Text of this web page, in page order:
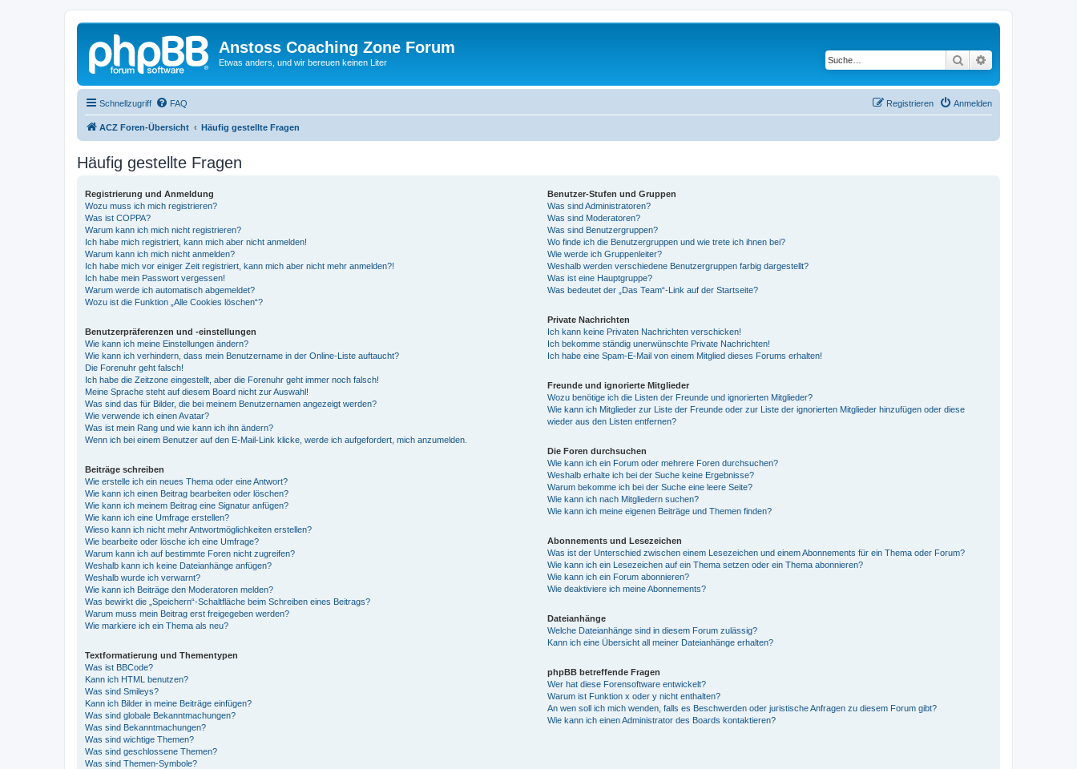
Anstoss Coaching Zone Forum
Etwas anders, und wir bereuen keinen Liter Suche
Schnellzugriff FAQ Anmelden
Registrieren
ACZ Foren-Übersicht Häufig gestellte Fragen
Häufig gestellte Fragen
Registrierung und Anmeldung
Wozu muss ich mich registrieren?
Was ist COPPA?
Warum kann ich mich nicht registrieren?
Ich habe mich registriert, kann mich aber nicht anmelden!
Warum kann ich mich nicht anmelden?
Ich habe mich vor einiger Zeit registriert, kann mich aber nicht mehr anmelden?!
Ich habe mein Passwort vergessen!
Warum werde ich automatisch abgemeldet?
Wozu ist die Funktion „Alle Cookies löschen“?
Benutzerpräferenzen und -einstellungen
Wie kann ich meine Einstellungen ändern?
Wie kann ich verhindern, dass mein Benutzername in der Online-Liste auftaucht?
Die Forenuhr geht falsch!
Ich habe die Zeitzone eingestellt, aber die Forenuhr geht immer noch falsch!
Meine Sprache steht auf diesem Board nicht zur Auswahl!
Was sind das für Bilder, die bei meinem Benutzernamen angezeigt werden?
Wie verwende ich einen Avatar?
Was ist mein Rang und wie kann ich ihn ändern?
Wenn ich bei einem Benutzer auf den E-Mail-Link klicke, werde ich aufgefordert, mich anzumelden.
Beiträge schreiben
Wie erstelle ich ein neues Thema oder eine Antwort?
Wie kann ich einen Beitrag bearbeiten oder löschen?
Wie kann ich meinem Beitrag eine Signatur anfügen?
Wie kann ich eine Umfrage erstellen?
Wieso kann ich nicht mehr Antwortmöglichkeiten erstellen?
Wie bearbeite oder lösche ich eine Umfrage?
Warum kann ich auf bestimmte Foren nicht zugreifen?
Weshalb kann ich keine Dateianhänge anfügen?
Weshalb wurde ich verwarnt?
Wie kann ich Beiträge den Moderatoren melden?
Was bewirkt die „Speichern“-Schaltfläche beim Schreiben eines Beitrags?
Warum muss mein Beitrag erst freigegeben werden?
Wie markiere ich ein Thema als neu?
Textformatierung und Thementypen
Was ist BBCode?
Kann ich HTML benutzen?
Was sind Smileys?
Kann ich Bilder in meine Beiträge einfügen?
Was sind globale Bekanntmachungen?
Was sind Bekanntmachungen?
Was sind wichtige Themen?
Was sind geschlossene Themen?
Was sind Themen-Symbole?
Benutzer-Stufen und Gruppen
Was sind Administratoren?
Was sind Moderatoren?
Was sind Benutzergruppen?
Wo finde ich die Benutzergruppen und wie trete ich ihnen bei?
Wie werde ich Gruppenleiter?
Weshalb werden verschiedene Benutzergruppen farbig dargestellt?
Was ist eine Hauptgruppe?
Was bedeutet der „Das Team“-Link auf der Startseite?
Private Nachrichten
Ich kann keine Privaten Nachrichten verschicken!
Ich bekomme ständig unerwünschte Private Nachrichten!
Ich habe eine Spam-E-Mail von einem Mitglied dieses Forums erhalten!
Freunde und ignorierte Mitglieder
Wozu benötige ich die Listen der Freunde und ignorierten Mitglieder?
Wie kann ich Mitglieder zur Liste der Freunde oder zur Liste der ignorierten Mitglieder hinzufügen oder diese
wieder aus den Listen entfernen?
Die Foren durchsuchen
Wie kann ich ein Forum oder mehrere Foren durchsuchen?
Weshalb erhalte ich bei der Suche keine Ergebnisse?
Warum bekomme ich bei der Suche eine leere Seite?
Wie kann ich nach Mitgliedern suchen?
Wie kann ich meine eigenen Beiträge und Themen finden?
Abonnements und Lesezeichen
Was ist der Unterschied zwischen einem Lesezeichen und einem Abonnements für ein Thema oder Forum?
Wie kann ich ein Lesezeichen auf ein Thema setzen oder ein Thema abonnieren?
Wie kann ich ein Forum abonnieren?
Wie deaktiviere ich meine Abonnements?
Dateianhänge
Welche Dateianhänge sind in diesem Forum zulässig?
Kann ich eine Übersicht all meiner Dateianhänge erhalten?
phpBB betreffende Fragen
Wer hat diese Forensoftware entwickelt?
Warum ist Funktion x oder y nicht enthalten?
An wen soll ich mich wenden, falls es Beschwerden oder juristische Anfragen zu diesem Forum gibt?
Wie kann ich einen Administrator des Boards kontaktieren?